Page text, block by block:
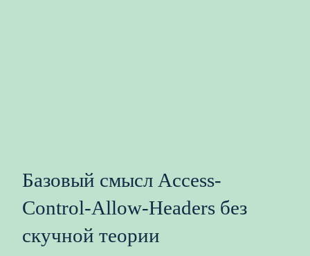
Базовый смысл Access-
Control-Allow-Headers без
скучной теории